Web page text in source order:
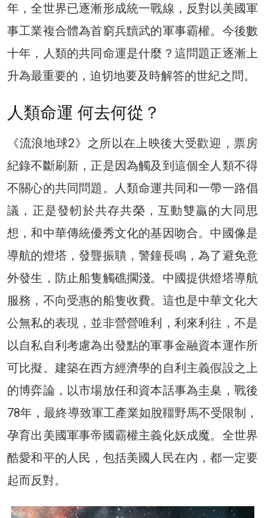
年，全世界已逐漸形成統一戰線，反對以美國軍
事工業複合體為首窮兵黷武的軍事霸權。今後數
十年，人類的共同命運是什麼？這問題正逐漸上
升為最重要的，迫切地要及時解答的世紀之問。
人類命運 何去何從？
《流浪地球2》之所以在上映後大受歡迎，票房
紀錄不斷刷新，正是因為觸及到這個全人類不得
不關心的共同問題。人類命運共同和一帶一路倡
議，正是發軔於共存共榮，互動雙贏的大同思
想，和中華傳統優秀文化的基因吻合。中國像是
導航的燈塔，發聾振聵，警鐘長鳴，為了避免意
外發生，防止船隻觸礁擱淺。中國提供燈塔導航
服務，不向受惠的船隻收費。這也是中華文化大
公無私的表現，並非營營唯利，利來利往，不是
以自私自利考慮為出發點的軍事金融資本運作所
可比擬。建築在西方經濟學的自利主義假設之上
的博弈論，以市場放任和資本話事為圭臬，戰後
78年，最終導致軍工產業如脫韁野馬不受限制，
孕育出美國軍事帝國霸權主義化妖成魔。全世界
酷愛和平的人民，包括美國人民在內，都一定要
起而反對。